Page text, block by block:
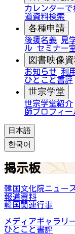
カレンダーで
道資料検索
各種申請
後援名義 見
ル セミナー
図書映像
お知らせ 利
ひとこと書評
世宗学堂
世宗学堂紹介
師プロフィー
日本語
한국어
掲示板
韓国文化院ニュー
報道資料
韓国関連行事
メディアギャラリ
ひとこと書評